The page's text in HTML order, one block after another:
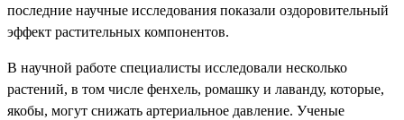
последние научные исследования показали оздоровительный
эффект растительных компонентов.
В научной работе специалисты исследовали несколько
растений, в том числе фенхель, ромашку и лаванду, которые,
якобы, могут снижать артериальное давление. Ученые